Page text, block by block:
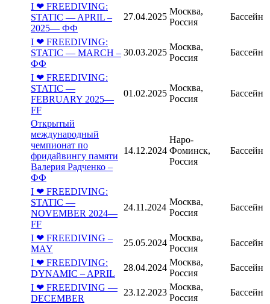
I ❤ FREEDIVING:
STATIC — APRIL –
2025— ФФ
27.04.2025
Москва,
Россия
Бассейн
I ❤ FREEDIVING:
STATIC — MARCH –
ФФ
30.03.2025
Москва,
Россия
Бассейн
I ❤ FREEDIVING:
STATIC —
FEBRUARY 2025—
FF
01.02.2025
Москва,
Россия
Бассейн
Открытый
международный
чемпионат по
фридайвингу памяти
Валерия Радченко –
ФФ
14.12.2024
Наро-
Фоминск,
Россия
Бассейн
I ❤ FREEDIVING:
STATIC —
NOVEMBER 2024—
FF
24.11.2024
Москва,
Россия
Бассейн
I ❤ FREEDIVING –
MAY
25.05.2024
Москва,
Россия
Бассейн
I ❤ FREEDIVING:
DYNAMIC – APRIL
28.04.2024
Москва,
Россия
Бассейн
I ❤ FREEDIVING —
DECEMBER
23.12.2023
Москва,
Россия
Бассейн